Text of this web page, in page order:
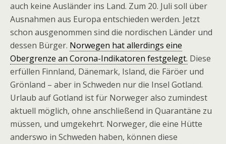
auch keine Ausländer ins Land. Zum 20. Juli soll über
Ausnahmen aus Europa entschieden werden. Jetzt
schon ausgenommen sind die nordischen Länder und
dessen Bürger. Norwegen hat allerdings eine
Obergrenze an Corona-Indikatoren festgelegt. Diese
erfüllen Finnland, Dänemark, Island, die Färöer und
Grönland – aber in Schweden nur die Insel Gotland.
Urlaub auf Gotland ist für Norweger also zumindest
aktuell möglich, ohne anschließend in Quarantäne zu
müssen, und umgekehrt. Norweger, die eine Hütte
anderswo in Schweden haben, können diese